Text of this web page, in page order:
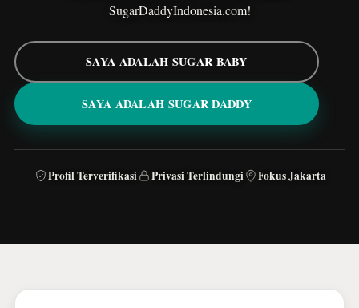
SugarDaddyIndonesia.com!
SAYA ADALAH SUGAR BABY
SAYA ADALAH SUGAR DADDY
Profil Terverifikasi Privasi Terlindungi Fokus Jakarta